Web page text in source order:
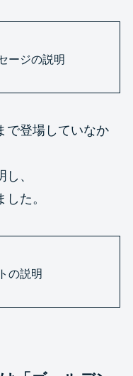
ージの説明
で登場していなか
、
た。
の説明